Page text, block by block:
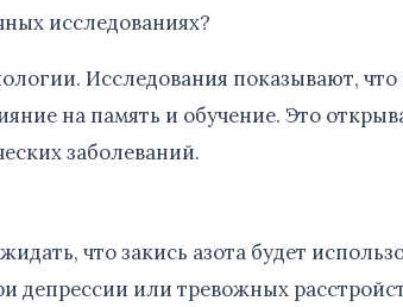
исследованиях?
Исследования показывают, что
на память и обучение. Это
заболеваний.
что закись азота будет
депрессии или тревожных